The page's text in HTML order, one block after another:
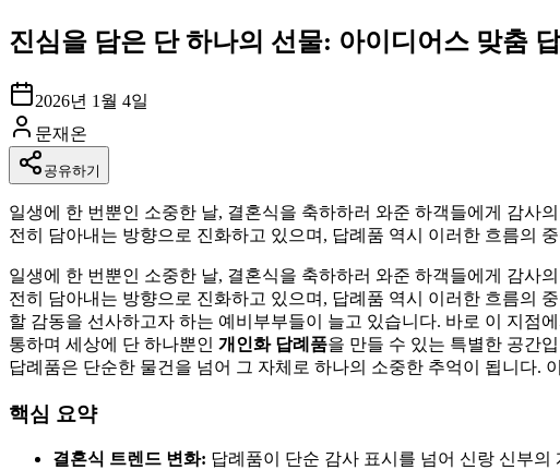
진심을 담은 단 하나의 선물: 아이디어스 맞춤
2026년 1월 4일
문재온
공유하기
일생에 한 번뿐인 소중한 날, 결혼식을 축하하러 와준 하객들에게 감사
전히 담아내는 방향으로 진화하고 있으며, 답례품 역시 이러한 흐름의
일생에 한 번뿐인 소중한 날, 결혼식을 축하하러 와준 하객들에게 감사
전히 담아내는 방향으로 진화하고 있으며, 답례품 역시 이러한 흐름의
할 감동을 선사하고자 하는 예비부부들이 늘고 있습니다. 바로 이 지점
통하며 세상에 단 하나뿐인 개인화 답례품을 만들 수 있는 특별한 공간
답례품은 단순한 물건을 넘어 그 자체로 하나의 소중한 추억이 됩니다.
핵심 요약
결혼식 트렌드 변화: 답례품이 단순 감사 표시를 넘어 신랑 신부